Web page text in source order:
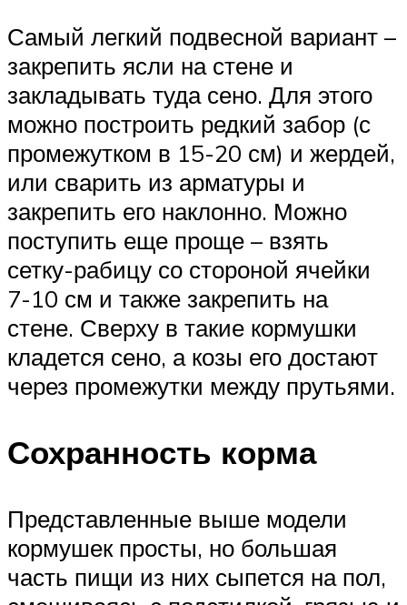
Самый легкий подвесной вариант –
закрепить ясли на стене и
закладывать туда сено. Для этого
можно построить редкий забор (с
промежутком в 15-20 см) и жердей,
или сварить из арматуры и
закрепить его наклонно. Можно
поступить еще проще – взять
сетку-рабицу со стороной ячейки
7-10 см и также закрепить на
стене. Сверху в такие кормушки
кладется сено, а козы его достают
через промежутки между прутьями.
Сохранность корма
Представленные выше модели
кормушек просты, но большая
часть пищи из них сыпется на пол,